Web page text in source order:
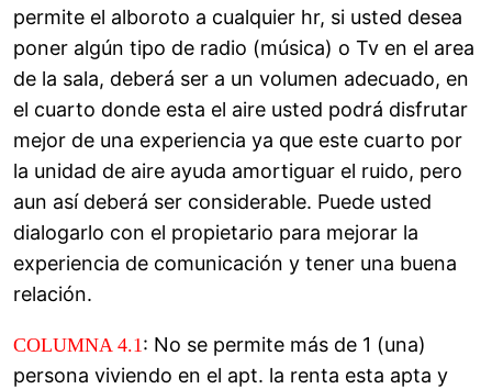
permite el alboroto a cualquier hr, si usted desea
poner algún tipo de radio (música) o Tv en el area
de la sala, deberá ser a un volumen adecuado, en
el cuarto donde esta el aire usted podrá disfrutar
mejor de una experiencia ya que este cuarto por
la unidad de aire ayuda amortiguar el ruido, pero
aun así deberá ser considerable. Puede usted
dialogarlo con el propietario para mejorar la
experiencia de comunicación y tener una buena
relación.
COLUMNA 4.1: No se permite más de 1 (una)
persona viviendo en el apt. la renta esta apta y